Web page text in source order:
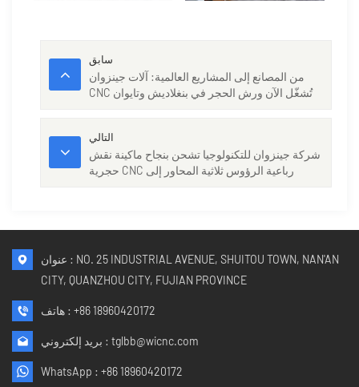
سابق
من المصانع إلى المشاريع العالمية: آلات جينزوان
CNC تُشغّل الآن ورش الحجر في بنغلاديش وتايوان
التالي
شركة جينزوان للتكنولوجيا تشحن بنجاح ماكينة نقش
حجرية CNC رباعية الرؤوس ثلاثية المحاور إلى
عنوان : NO. 25 INDUSTRIAL AVENUE, SHUITOU TOWN, NAN'AN
CITY, QUANZHOU CITY, FUJIAN PROVINCE
هاتف : +86 18960420172
بريد إلكتروني : tglbb@wicnc.com
WhatsApp : +86 18960420172